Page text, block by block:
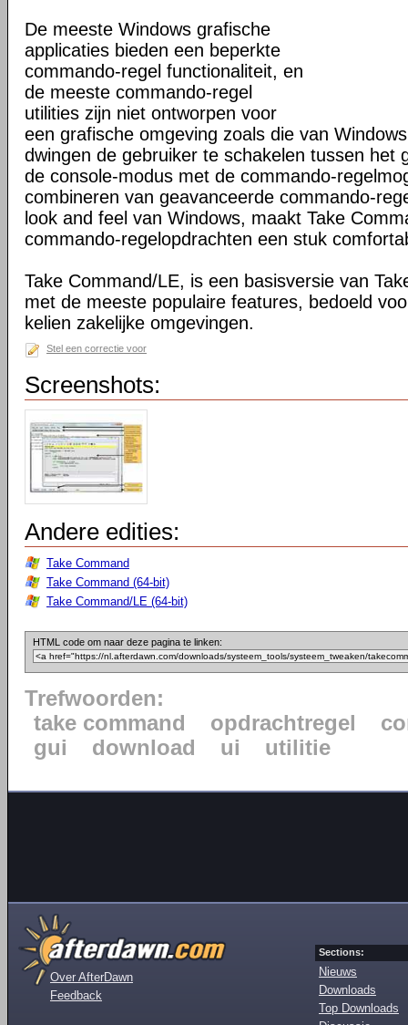
De meeste Windows grafische
applicaties bieden een beperkte
commando-regel functionaliteit, en
de meeste commando-regel
utilities zijn niet ontworpen voor
een grafische omgeving zoals die van
dwingen de gebruiker te schakelen tussen het
de console-modus met de commando-
combineren van geavanceerde commando-
look and feel van Windows, maakt Take
commando-regelopdrachten een stuk
Take Command/LE, is een basisversie van
met de meeste populaire features, bedoeld
kelien zakelijke omgevingen.
Stel een correctie voor
Screenshots:
Andere edities:
Take Command
Take Command (64-bit)
Take Command/LE (64-bit)
HTML code om naar deze pagina te linken:
Trefwoorden:
take command
opdrachtregel
gui
download ui utilitie
Over AfterDawn
Feedback
Sections:
Nieuws
Downloads
Top Downloads